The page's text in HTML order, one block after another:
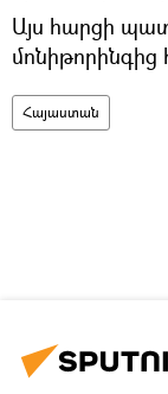
Այս հարցի
մոնիթորինգից
Հայաստան